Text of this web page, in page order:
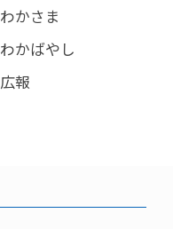
わかさま
わかばやし
広報